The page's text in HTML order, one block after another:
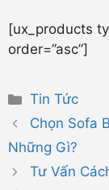
[ux_products
order=”asc”]
Danh
mục
Tin Tức
Chọn Sofa
Những Gì?
Tư Vấn